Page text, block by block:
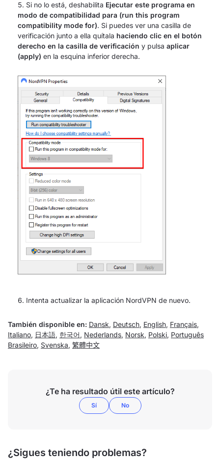
Si no lo está, deshabilita Ejecutar este programa en
modo de compatibilidad para (run this program
compatibility mode for). Si puedes ver una casilla de
verificación junto a ella quítala haciendo clic en el botón
derecho en la casilla de verificación y pulsa aplicar
(apply) en la esquina inferior derecha.
Intenta actualizar la aplicación NordVPN de nuevo.
También disponible en: Dansk, Deutsch, English, Français,
Italiano, 日本語, 한국어 , Nederlands, Norsk, Polski, Português
Brasileiro, Svenska, 繁體中文
¿Te ha resultado útil este artículo?
Sí No
¿Sigues teniendo problemas?